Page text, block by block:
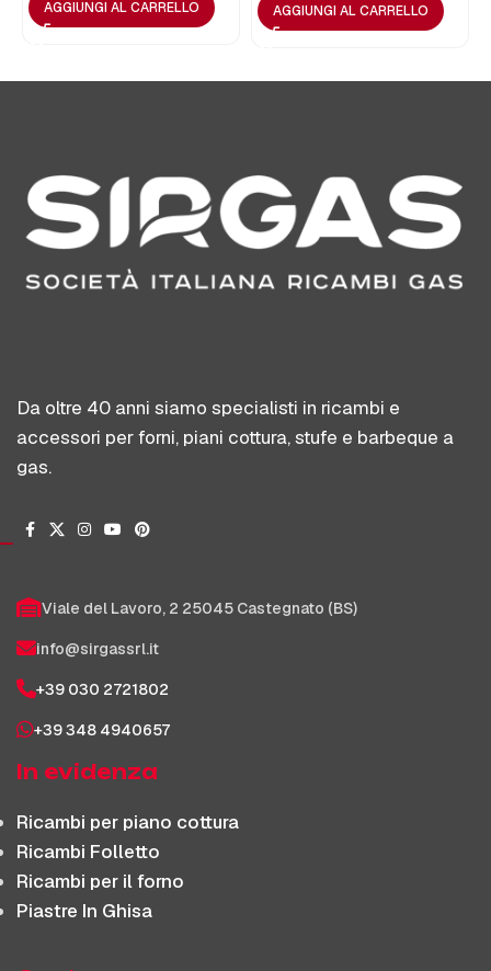
AGGIUNGI AL CARRELLO AGGIUNGI AL CARRELLO
Da oltre 40 anni siamo specialisti in ricambi e
accessori per forni, piani cottura, stufe e barbeque a
gas.
Viale del Lavoro, 2 25045 Castegnato (BS)
info@sirgassrl.it
+39 030 2721802
+39 348 4940657
In evidenza
Ricambi per piano cottura
Ricambi Folletto
Ricambi per il forno
Piastre In Ghisa